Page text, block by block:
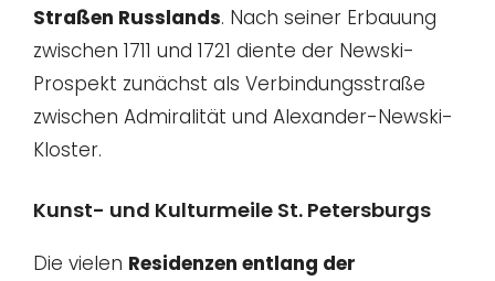
Straßen Russlands. Nach seiner Erbauung
zwischen 1711 und 1721 diente der Newski-
Prospekt zunächst als Verbindungsstraße
zwischen Admiralität und Alexander-Newski-
Kloster.
Kunst- und Kulturmeile St. Petersburgs
Die vielen Residenzen entlang der